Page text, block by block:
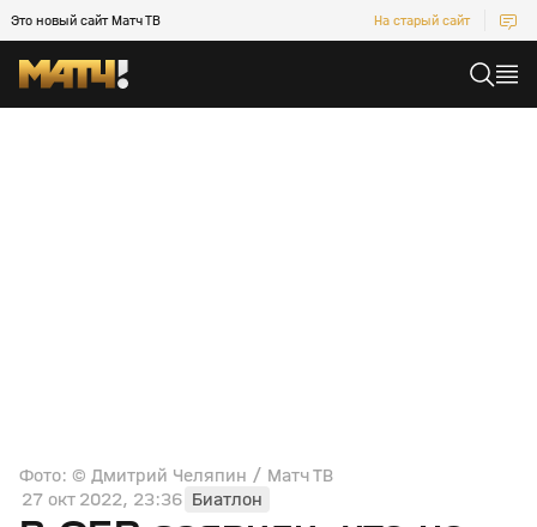
Это новый сайт Матч ТВ На старый сайт
Фото: © Дмитрий Челяпин / Матч ТВ
27 окт 2022, 23:36 Биатлон